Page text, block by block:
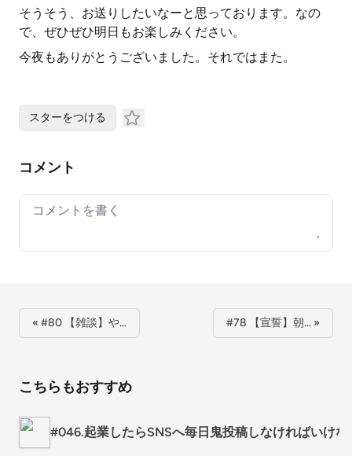
そうそう、お送りしたいなーと思っております。なの
で、ぜひぜひ明日もお楽しみください。
今夜もありがとうございました。それではまた。
スターをつける
コメント
Your comment
« #80 【雑談】や… #78 【宣誓】朝… »
こちらもおすすめ
#046.起業したらSNSへ毎日鬼投稿しなければいけな